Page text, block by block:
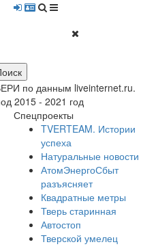
по данным liveinternet.ru.
2015 - 2021 год
Спецпроекты
TVERTEAM. Истории
успеха
Натуральные новости
АтомЭнергоСбыт
разъясняет
Квадратные метры
Тверь старинная
Автостоп
Тверской умелец